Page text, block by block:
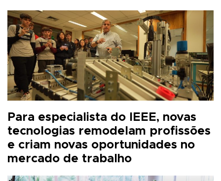
Para especialista do IEEE, novas
tecnologias remodelam profissões
e criam novas oportunidades no
mercado de trabalho